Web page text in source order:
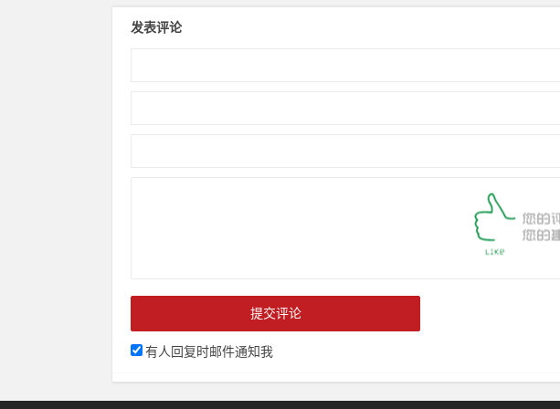
发表评论
有人回复时邮件通知我